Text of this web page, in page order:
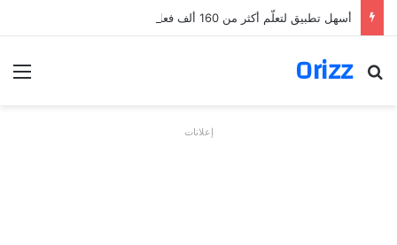
أسهل تطبيق لتعلّم أكثر من 160 ألف فعل بالألمانية
Orizz
بحث عن
إعلانات